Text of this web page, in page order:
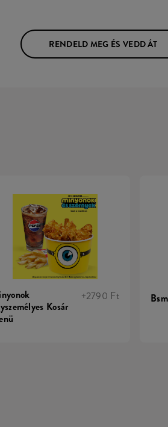
RENDELD MEG ÉS VEDD ÁT
Kosár
+2790 Ft